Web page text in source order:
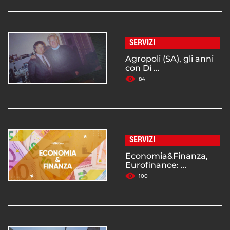
SERVIZI
Agropoli (SA), gli anni
con Di ...
84
SERVIZI
Economia&Finanza,
Eurofinance: ...
100